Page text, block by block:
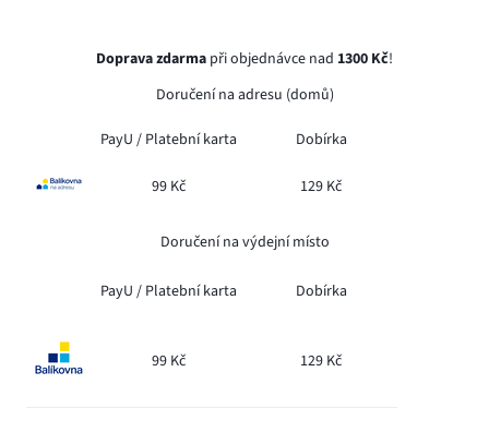
Doprava zdarma při objednávce nad 1300 Kč!
Doručení na adresu (domů)
PayU / Platební karta Dobírka
99 Kč 129 Kč
Doručení na výdejní místo
PayU / Platební karta Dobírka
99 Kč 129 Kč